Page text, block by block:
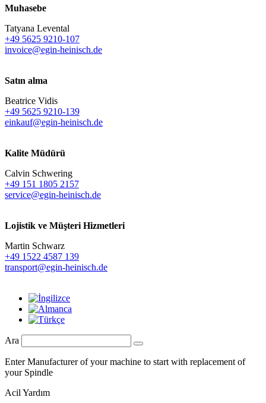
Muhasebe
Tatyana Levental
+49 5625 9210-107
invoice@egin-heinisch.de
Satın alma
Beatrice Vidis
+49 5625 9210-139
einkauf@egin-heinisch.de
Kalite Müdürü
Calvin Schwering
+49 151 1805 2157
service@egin-heinisch.de
Lojistik ve Müşteri Hizmetleri
Martin Schwarz
+49 1522 4587 139
transport@egin-heinisch.de
Ara
Enter Manufacturer of your machine to start with replacement of
your Spindle
Acil Yardım